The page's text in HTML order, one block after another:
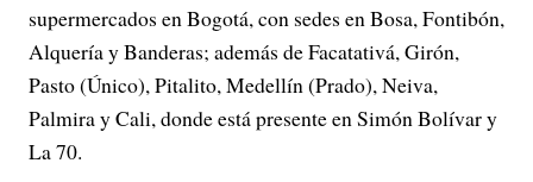
supermercados en Bogotá, con sedes en Bosa, Fontibón,
Alquería y Banderas; además de Facatativá, Girón,
Pasto (Único), Pitalito, Medellín (Prado), Neiva,
Palmira y Cali, donde está presente en Simón Bolívar y
La 70.